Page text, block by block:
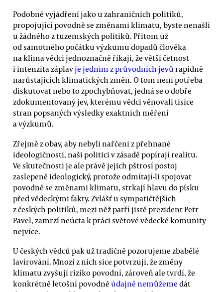
Podobné vyjádření jako u zahraničních politiků,
propojující povodně se změnami klimatu, byste nenašli
u žádného z tuzemských politiků. Přitom už
od samotného počátku výzkumu dopadů člověka
na klima vědci jednoznačně říkají, že větší četnost
i intenzita záplavje jedním z průvodních jevů rapidně
narůstajících klimatických změn. O tom není potřeba
diskutovat nebo to zpochybňovat, jedná se o dobře
zdokumentovaný jev, kterému vědci věnovali tisíce
stran popsaných výsledky exaktních měření
a výzkumů.
Zřejmě z obav, aby nebyli nařčeni z přehnané
ideologičnosti, naši politici v zásadě popírají realitu.
Ve skutečnosti je ale právě jejich pštrosí postoj
zaslepeně ideologický, protože odmítají-li spojovat
povodně se změnami klimatu, strkají hlavu do písku
před vědeckými fakty. Zvlášť u sympatičtějších
z českých politiků, mezi něž patří jistě prezident Petr
Pavel, zamrzí neúcta k práci světové vědecké komunity
nejvíce.
U českých vědců pak už tradičně pozorujeme zbabělé
lavírování. Mnozí z nich sice potvrzují, že změny
klimatu zvyšují riziko povodní, zároveň ale tvrdí, že
konkrétně letošní povodně údajně nemůžeme dát